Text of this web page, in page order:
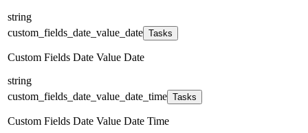
string
custom_fields_date_value_date Tasks
Custom Fields Date Value Date
string
custom_fields_date_value_date_time Tasks
Custom Fields Date Value Date Time